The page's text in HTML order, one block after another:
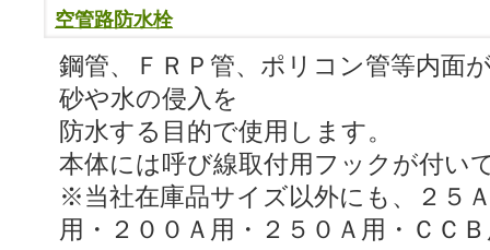
空管路防水栓
鋼管、ＦＲＰ管、ポリコン管等内面
砂や水の侵入を
防水する目的で使用します。
本体には呼び線取付用フックが付い
※当社在庫品サイズ以外にも、２５
用・２００Ａ用・２５０Ａ用・ＣＣ